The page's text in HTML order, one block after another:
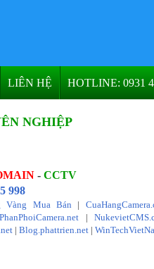
LIÊN HỆ HOTLINE: 0931
NGHIỆP
- CCTV
998
Vàng Mua Bán |
|
|Blog.phattrien.net |